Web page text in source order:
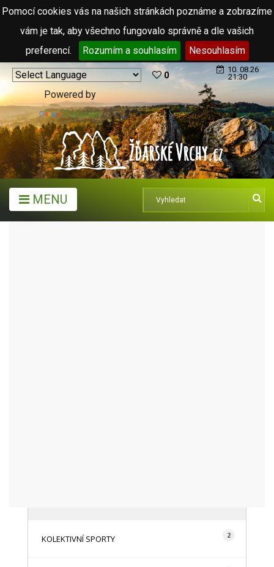
Pomocí cookies vás na našich stránkách poznáme a zobrazíme
vám je tak, aby všechno fungovalo správně a dle vašich
preferencí.
Rozumím a souhlasím Nesouhlasím
Powered by
Translate
0
10. 08.26
21:30
MENU
KOLEKTIVNÍ SPORTY 2